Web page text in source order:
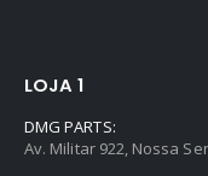
LOJA 1
DMG PARTS:
Av. Militar 922, Nossa